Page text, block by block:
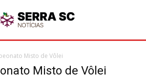
Misto de Vôlei
Misto de Vôlei